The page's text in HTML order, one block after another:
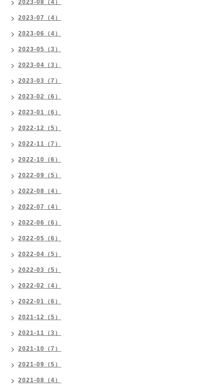
2023-08（4）
2023-07（4）
2023-06（4）
2023-05（3）
2023-04（3）
2023-03（7）
2023-02（6）
2023-01（6）
2022-12（5）
2022-11（7）
2022-10（6）
2022-09（5）
2022-08（4）
2022-07（4）
2022-06（6）
2022-05（6）
2022-04（5）
2022-03（5）
2022-02（4）
2022-01（6）
2021-12（5）
2021-11（3）
2021-10（7）
2021-09（5）
2021-08（4）